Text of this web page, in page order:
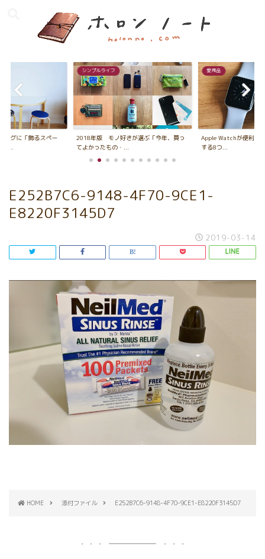
ングに「飾るスペー
シンプルライフ
2018年版 モノ好きが選ぶ「今年、買っ
てよかったもの・...
愛用品
Apple Watchが便利す
する8つ...
E252B7C6-9148-4F70-9CE1-
E8220F3145D7
2019-03-14
HOME 添付ファイル E252B7C6-9148-4F70-9CE1-E8220F3145D7